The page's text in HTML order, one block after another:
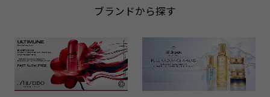
ブランドから探す